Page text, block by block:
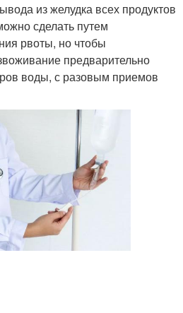
из желудка всех продуктов
сделать путем
рвоты, но чтобы
предварительно
воды, с разовым приемов